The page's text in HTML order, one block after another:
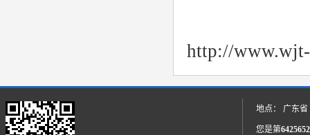
http://
地点： 广东
您是第6425652